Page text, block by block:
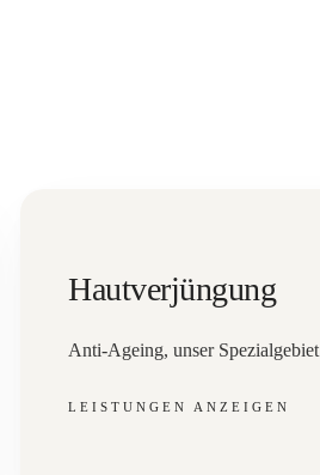
Hautverjüngung
Anti-Ageing, unser Spezialgebiet
LEISTUNGEN ANZEIGEN